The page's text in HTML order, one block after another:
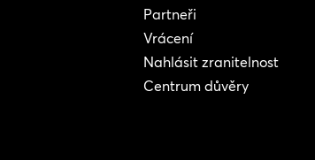
Partneři
Vrácení
Nahlásit zranitelnost
Centrum důvěry